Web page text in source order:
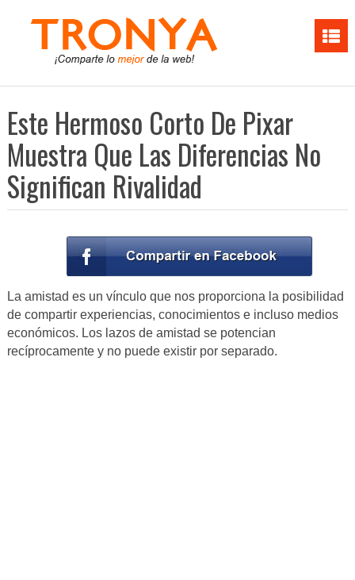
Este Hermoso Corto De Pixar
Muestra Que Las Diferencias No
Significan Rivalidad
La amistad es un vínculo que nos proporciona la posibilidad
de compartir experiencias, conocimientos e incluso medios
económicos. Los lazos de amistad se potencian
recíprocamente y no puede existir por separado.